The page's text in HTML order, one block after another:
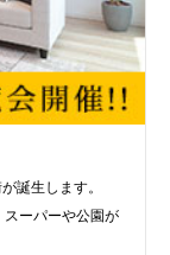
誕生します。
ーパーや公園が